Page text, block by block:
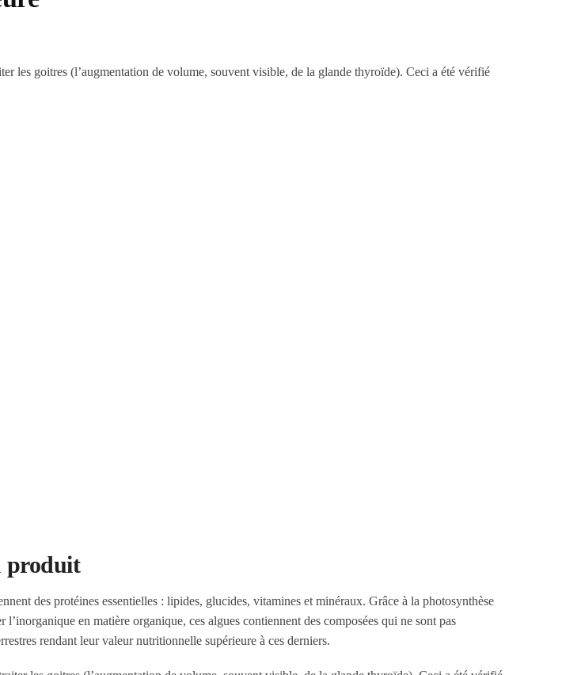
les goitres (l’augmentation de volume, souvent visible, de la glande thyroïde). Ceci a été vérifié
produit
des protéines essentielles : lipides, glucides, vitamines et minéraux. Grâce à la photosynthèse
l’inorganique en matière organique, ces algues contiennent des composées qui ne sont pas
rendant leur valeur nutritionnelle supérieure à ces derniers.